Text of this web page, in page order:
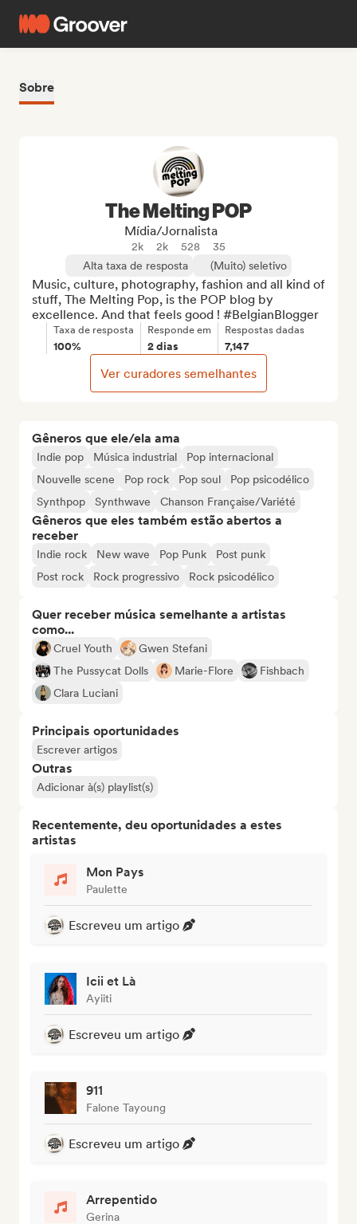
Sobre
Gêneros que ele/ela ama
Indie pop Música industrial
Pop internacional
Nouvelle scene
Pop rock Pop soul
Pop psicodélico
Synthpop
Synthwave Chanson Française/Variété
Gêneros que eles também estão abertos a
receber
Indie rock New wave Pop Punk
Post punk
Post rock
Rock progressivo Rock psicodélico
Quer receber música semelhante a artistas
como...
Cruel Youth
Gwen Stefani
The Pussycat Dolls
Marie-Flore
Fishbach
Clara Luciani
Principais oportunidades
Escrever artigos
Outras
Adicionar à(s) playlist(s)
Recentemente, deu oportunidades a estes
artistas
Mon Pays
Paulette
Escreveu um artigo
Icii et Là
Ayiiti
Escreveu um artigo
911
Falone Tayoung
Escreveu um artigo
Arrepentido
Gerina
The Melting POP
Mídia/Jornalista
2k 2k 528
35
Alta taxa de resposta
(Muito) seletivo
Music, culture, photography, fashion and all kind of
stuff, The Melting Pop, is the POP blog by
excellence. And that feels good ! #BelgianBlogger
Taxa de resposta
100%
Responde em
2 dias
Respostas dadas
7,147
Ver curadores semelhantes